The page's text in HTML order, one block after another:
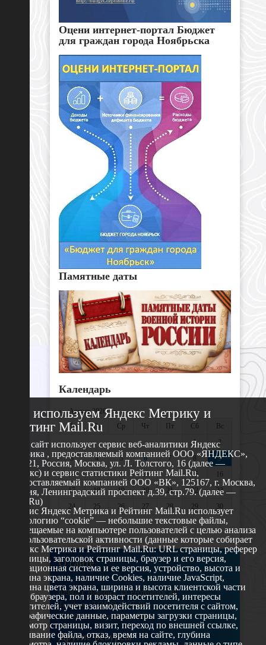
Оцени интернет-портал Бюджет
для граждан города Ноябрьска
Памятные даты
Календарь
«Август 2026 »
Пн
Вт Ср Чт Пт Сб
Вс
1
2
3
4 5 6 7 8
9
10
11 12 13 14 15
16
17
18 19 20 21 22
23
24
25 26 27 28 29
30
31
О сайте
629802 г. Ноябрьск, ул. Республики, 49
Телефон: +7 (3496) 35-37-49
E-mail: udsm@noyabrsk.yanao.ru
Другие ресурсы
Мы используем Яндекс Метрику и
Рейтинг Mail.Ru
Этот сайт использует сервис веб-аналитики Яндекс
Метрика , предоставляемый компанией ООО «ЯНДЕКС»,
119021, Россия, Москва, ул. Л. Толстого, 16 (далее —
Яндекс) и сервис статистики Рейтинг Mail.Ru,
предоставляемый компанией ООО «ВК», 125167, г. Москва,
Россия, Ленинградский проспект д.39, стр.79. (далее —
Mail.Ru)
Сервис Яндекс Метрика и Рейтинг Mail.Ru использует
технологию “cookie” — небольшие текстовые файлы,
размещаемые на компьютере пользователей с целью анализа
их пользовательской активности (данные которые собирает
Яндекс Метрика и Рейтинг Mail.Ru: URL страницы, реферер
страницы, заголовок страницы, браузер и его версия,
операционная система и ее версия, устройство, высота и
ширина экрана, наличие Cookies, наличие JavaScript,
глубина цвета экрана, ширина и высота клиентской части
окна браузера, пол и возраст посетителей, интересы
посетителей, учет взаимодействий посетителя с сайтом,
географические данные, параметры загрузки страницы,
просмотр страницы, визит, переход по внешней ссылке,
cкачивание файла, отказ, время на сайте, глубина